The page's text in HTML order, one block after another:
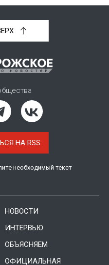
НА RSS
необходимый текст
НОВОСТИ
ИНТЕРВЬЮ
ОБЪЯСНЯЕМ
ОФИЦИАЛЬНАЯ